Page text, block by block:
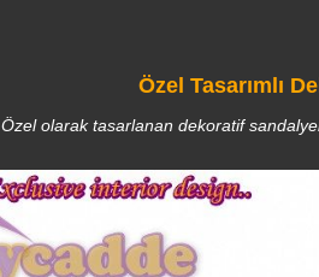
Özel Tasarımlı
Özel olarak tasarlanan dekoratif